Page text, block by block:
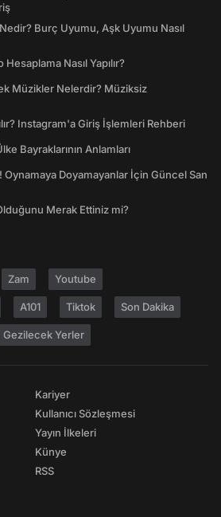
Burç Uyumu, Aşk Uyumu Nasıl
Nasıl Yapılır?
Müzikler Nelerdir? Müziksiz
Instagram'a Giriş İşlemleri Rehberi
Bayraklarının Anlamları
Oynamaya Doyamayanlar İçin Güncel San
Merak Ettiniz mi?
Zam Youtube
A101 Tiktok Son Dakika
Gezilecek Yerler
Kariyer
Kullanıcı Sözleşmesi
Yayın İlkeleri
Künye
RSS